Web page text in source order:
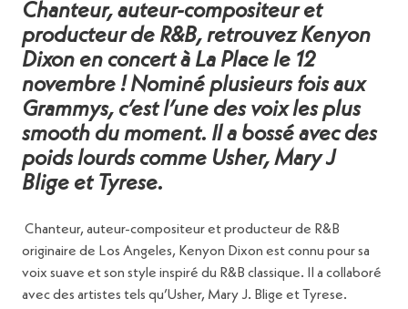
Chanteur, auteur-compositeur et
producteur de R&B, retrouvez Kenyon
Dixon en concert à La Place le 12
novembre ! Nominé plusieurs fois aux
Grammys, c’est l’une des voix les plus
smooth du moment. Il a bossé avec des
poids lourds comme Usher, Mary J
Blige et Tyrese.
Chanteur, auteur-compositeur et producteur de R&B
originaire de Los Angeles, Kenyon Dixon est connu pour sa
voix suave et son style inspiré du R&B classique. Il a collaboré
avec des artistes tels qu’Usher, Mary J. Blige et Tyrese.